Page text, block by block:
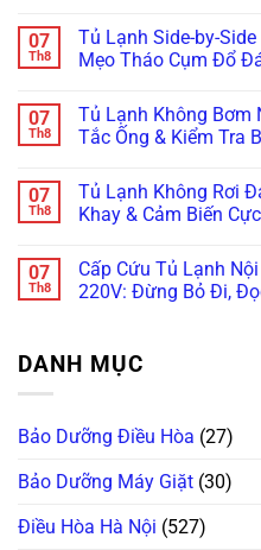
(Block)
Hay
Lỗi
To
Ở
Ngăn
Bắt
Bệnh
Kẹt
Lạnh
Inverter
Cực
Side-
By-
Side
Rỏ
Nước
Đọng
Căn
Chỉnh
Bản
Gioăng
Cực
Chuẩn
bình
luận
ở
Tủ
Lạnh
Samsung
Bị
Đơ,
Tối
Reset
Cấp
Tốc
07
Th8
Tủ Lạnh Side-by-
Mẹo Tháo Cụm Đổ
bình
luận
Side-
by-
Side
Đá,
Rỉ
Nước
Tháo
Cụm
Vệ
Sinh
Phút!
07
Th8
Tủ Lạnh Không Bơm
Tắc Ống & Kiểm Tra
bình
luận
ở
Không
Bơm
Nước
Thông
Tắc
Kiểm
Tra
Cực
Chuẩn
07
Th8
Tủ Lạnh Không Rơi
Khay & Cảm Biến
bình
luận
ở
Rơi
Đá:
Test
Nhanh
Lật
Khay
Cảm
Biến
07
Th8
Cấp Cứu Tủ Lạnh
220V: Đừng Bỏ Đi,
luận
ở
Tủ
Lạnh
Địa
Nhật
Nhầm
Điện
DANH MỤC
Bảo Dưỡng Điều Hòa (27)
Bảo Dưỡng Máy Giặt (30)
Điều Hòa Hà Nội (527)